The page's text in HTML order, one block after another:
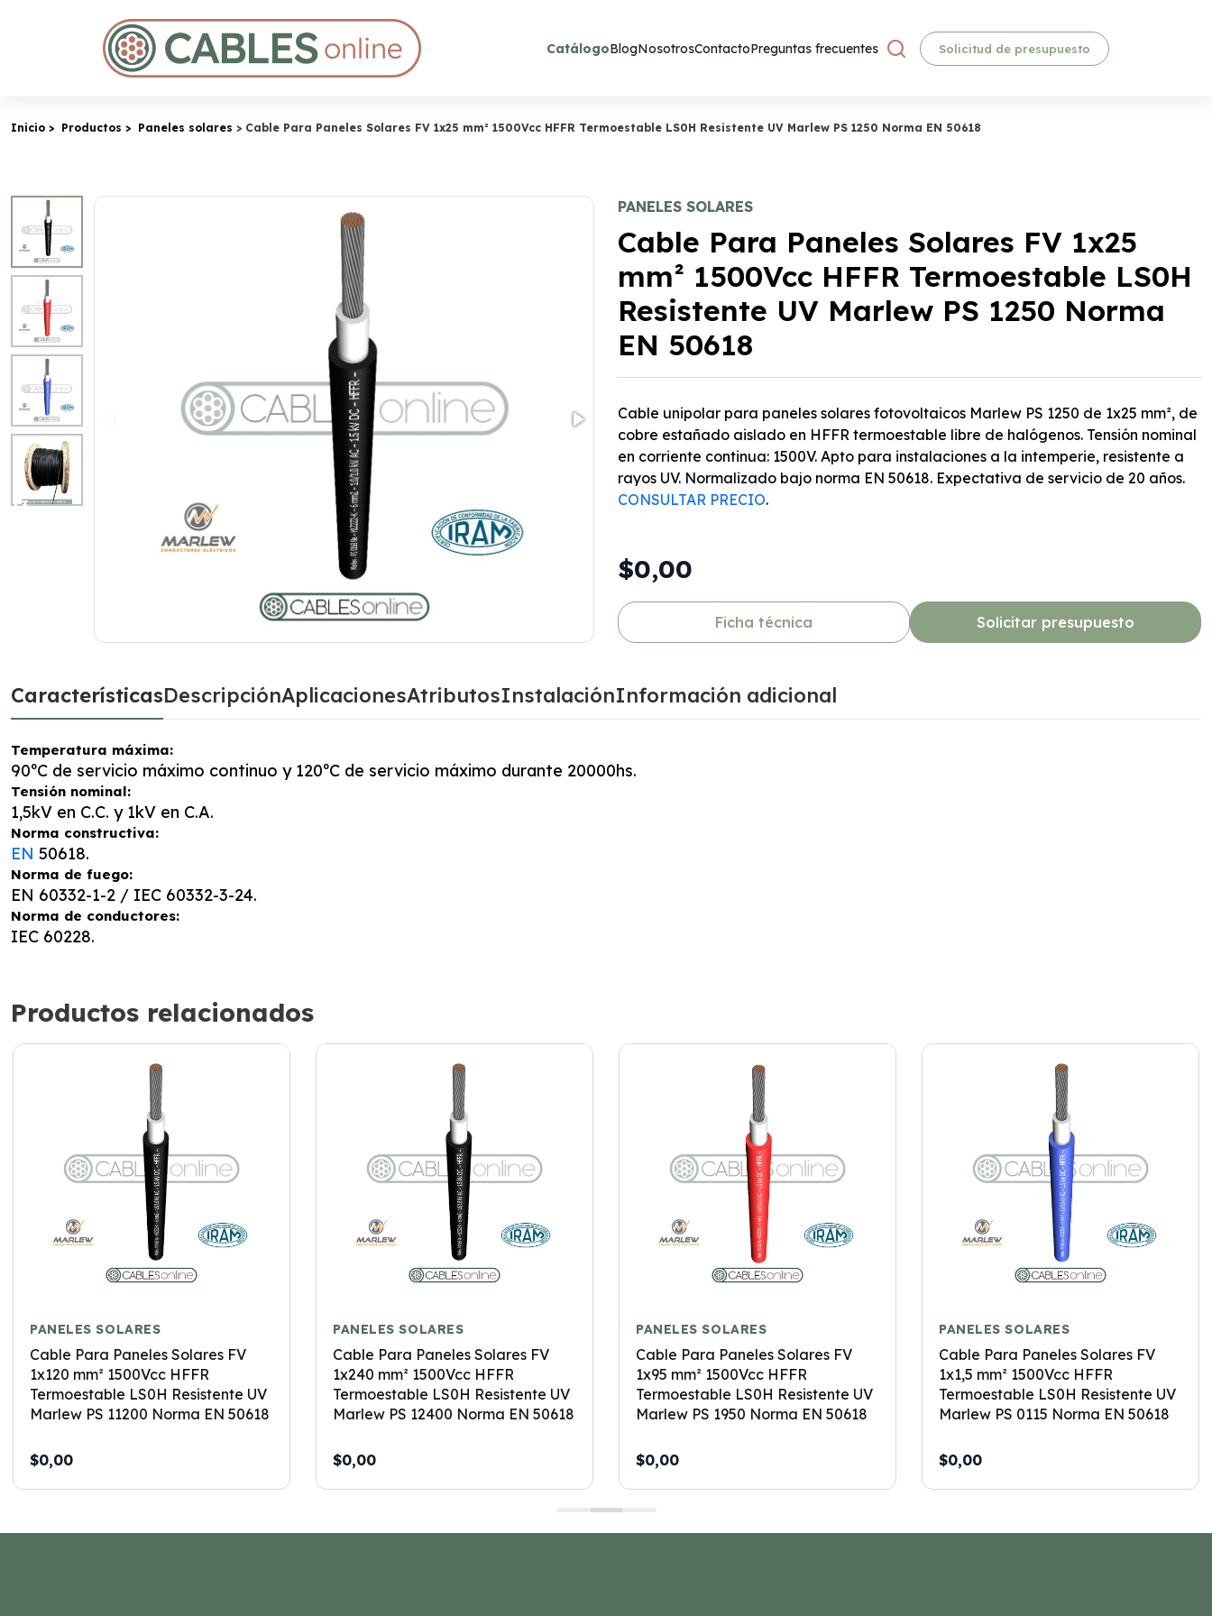
CatálogoBlogNosotrosContactoPreguntas frecuentes Solicitud de presupuesto
Inicio Productos Paneles solares Cable Para Paneles Solares FV 1x25 mm² 1500Vcc HFFR Termoestable LS0H Resistente UV Marlew PS 1250 Norma EN 50618
+3
PANELES SOLARES
Cable Para Paneles Solares FV 1x25
mm² 1500Vcc HFFR Termoestable LS0H
Resistente UV Marlew PS 1250 Norma
EN 50618
Cable unipolar para paneles solares fotovoltaicos Marlew PS 1250 de 1x25 mm², de
cobre estañado aislado en HFFR termoestable libre de halógenos. Tensión nominal
en corriente continua: 1500V. Apto para instalaciones a la intemperie, resistente a
rayos UV. Normalizado bajo norma EN 50618. Expectativa de servicio de 20 años.
CONSULTAR PRECIO.
$0,00
Ficha técnica Solicitar presupuesto
CaracterísticasDescripciónAplicacionesAtributosInstalaciónInformación adicional
Temperatura máxima:
90ºC de servicio máximo continuo y 120ºC de servicio máximo durante 20000hs.
Tensión nominal:
1,5kV en C.C. y 1kV en C.A.
Norma constructiva:
EN 50618.
Norma de fuego:
EN 60332-1-2 / IEC 60332-3-24.
Norma de conductores:
IEC 60228.
Productos relacionados
PANELES SOLARES
Cable Para Paneles Solares FV
1x120 mm² 1500Vcc HFFR
Termoestable LS0H Resistente UV
Marlew PS 11200 Norma EN 50618
$0,00
PANELES SOLARES
Cable Para Paneles Solares FV
1x240 mm² 1500Vcc HFFR
Termoestable LS0H Resistente UV
Marlew PS 12400 Norma EN 50618
$0,00
PANELES SOLARES
Cable Para Paneles Solares FV
1x95 mm² 1500Vcc HFFR
Termoestable LS0H Resistente UV
Marlew PS 1950 Norma EN 50618
$0,00
PANELES SOLARES
Cable Para Paneles Solares FV
1x1,5 mm² 1500Vcc HFFR
Termoestable LS0H Resistente UV
Marlew PS 0115 Norma EN 50618
$0,00